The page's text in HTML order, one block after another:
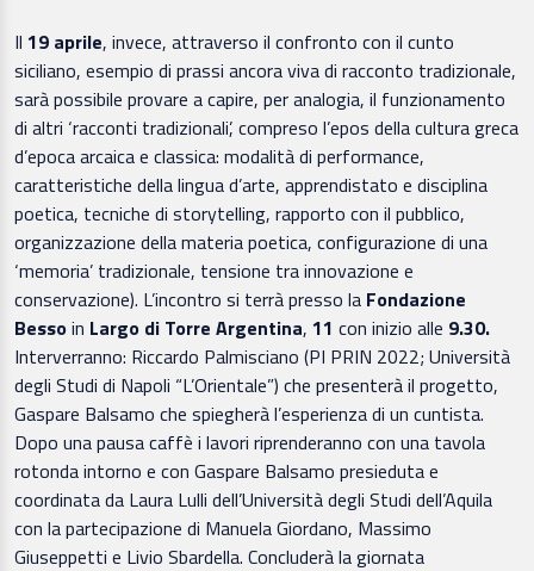
Il 19 aprile, invece, attraverso il confronto con il cunto
siciliano, esempio di prassi ancora viva di racconto tradizionale,
sarà possibile provare a capire, per analogia, il funzionamento
di altri ‘racconti tradizionali’, compreso l’epos della cultura greca
d’epoca arcaica e classica: modalità di performance,
caratteristiche della lingua d’arte, apprendistato e disciplina
poetica, tecniche di storytelling, rapporto con il pubblico,
organizzazione della materia poetica, configurazione di una
‘memoria’ tradizionale, tensione tra innovazione e
conservazione). L’incontro si terrà presso la Fondazione
Bessoin Largo di Torre Argentina, 11 con inizio alle 9.30.
Interverranno: Riccardo Palmisciano (PI PRIN 2022; Università
degli Studi di Napoli “L’Orientale”) che presenterà il progetto,
Gaspare Balsamo che spiegherà l’esperienza di un cuntista.
Dopo una pausa caffè i lavori riprenderanno con una tavola
rotonda intorno e con Gaspare Balsamo presieduta e
coordinata da Laura Lulli dell’Università degli Studi dell’Aquila
con la partecipazione di Manuela Giordano, Massimo
Giuseppetti e Livio Sbardella. Concluderà la giornata